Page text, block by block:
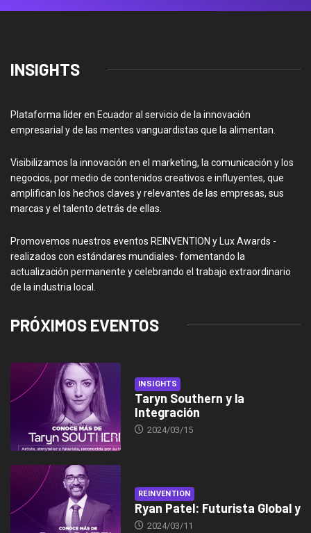
INSIGHTS
Plataforma líder en Ecuador al servicio de la innovación
empresarial y de las mentes vanguardistas que la alimentan.
Visibilizamos la innovación en el marketing, la comunicación y los
negocios, por medio de contenidos creativos e influyentes, que
amplifican los hechos claves y relevantes de las empresas, sus
marcas y el talento detrás de ellas.
Promovemos nuestros eventos REINVENTION y Lux Awards -
realizados con estándares mundiales- fomentando la
actualización permanente y celebrando el trabajo extraordinario
de la industria local.
PRÓXIMOS EVENTOS
INSIGHTS
Taryn Southern y la
Integración
2024/03/15
REINVENTION
Ryan Patel: Futurista Global y
2024/03/11